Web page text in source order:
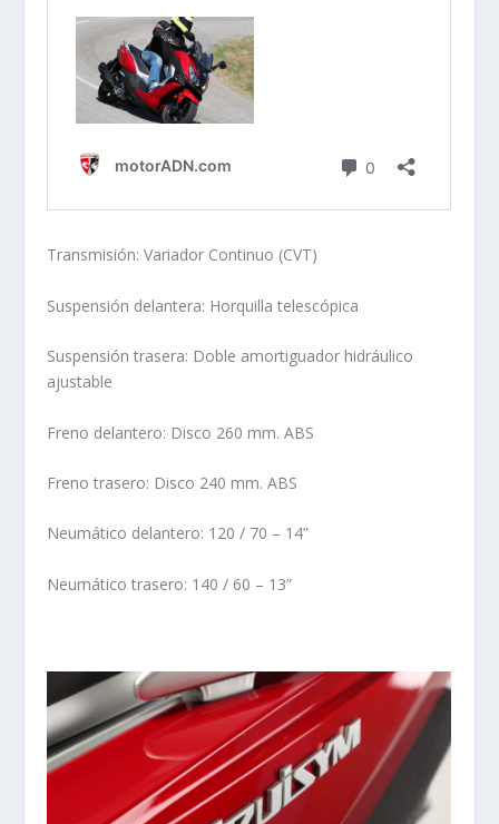
Transmisión: Variador Continuo (CVT)
Suspensión delantera: Horquilla telescópica
Suspensión trasera: Doble amortiguador hidráulico
ajustable
Freno delantero: Disco 260 mm. ABS
Freno trasero: Disco 240 mm. ABS
Neumático delantero: 120 / 70 – 14”
Neumático trasero: 140 / 60 – 13”